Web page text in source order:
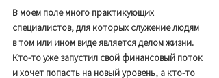
В моем поле много практикующих
специалистов, для которых служение людям
в том или ином виде является делом жизни.
Кто-то уже запустил свой финансовый поток
и хочет попасть на новый уровень, а кто-то